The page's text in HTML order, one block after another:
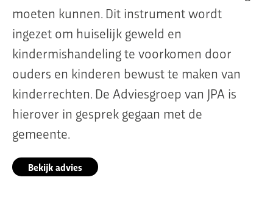
moeten kunnen. Dit instrument wordt
ingezet om huiselijk geweld en
kindermishandeling te voorkomen door
ouders en kinderen bewust te maken van
kinderrechten. De Adviesgroep van JPA is
hierover in gesprek gegaan met de
gemeente.
Bekijk advies